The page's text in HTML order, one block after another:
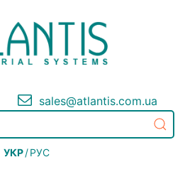
sales@atlantis.com.ua
УКР / РУС